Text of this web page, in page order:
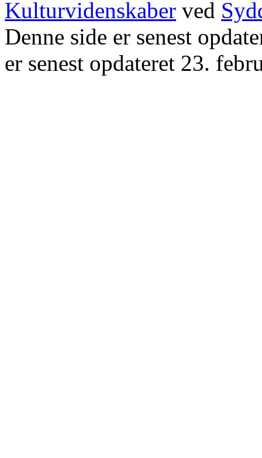
Kulturvidenskaber ved
Denne side er senest
er senest opdateret 23.